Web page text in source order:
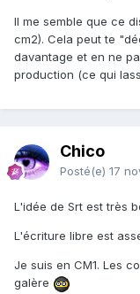
Il me semble que ce
cm2). Cela peut te
davantage et en ne
production (ce qui
Chico
Posté(e) 17
L'idée de Srt est très
L'écriture libre est
Je suis en CM1. Les
galère